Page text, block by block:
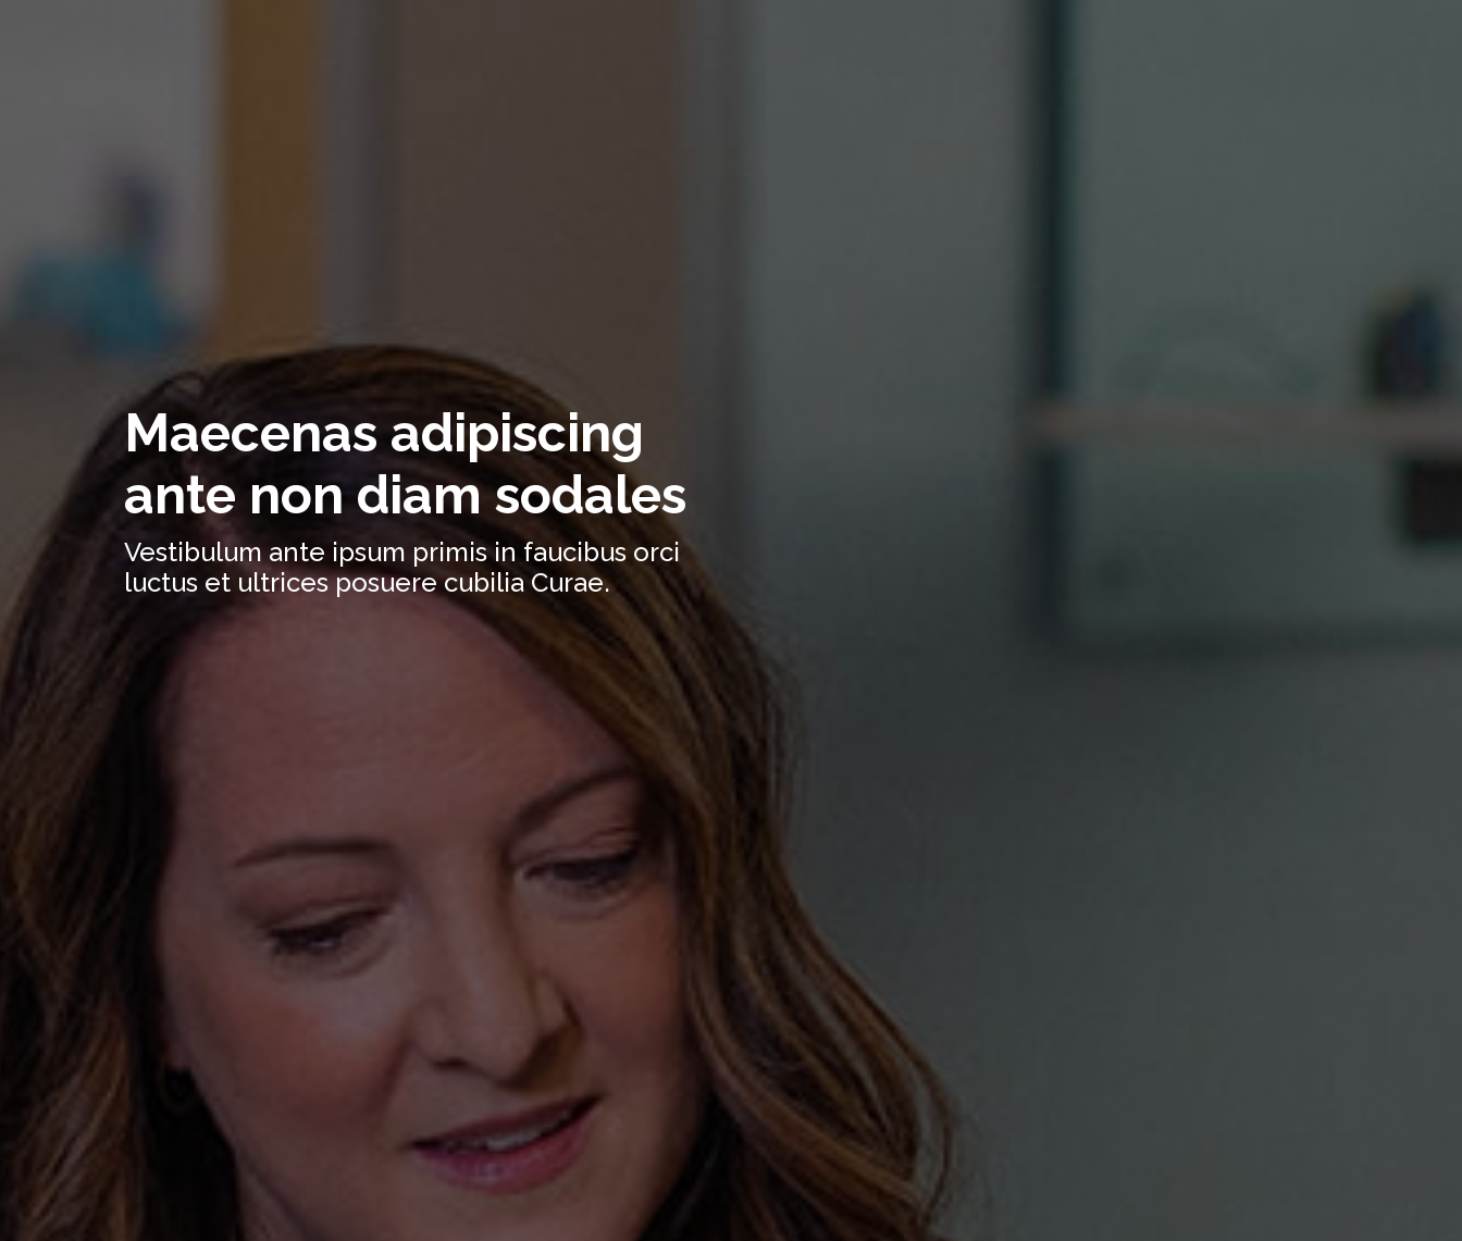
Maecenas adipiscing
ante non diam sodales
Vestibulum ante ipsum primis in faucibus orci
luctus et ultrices posuere cubilia Curae.